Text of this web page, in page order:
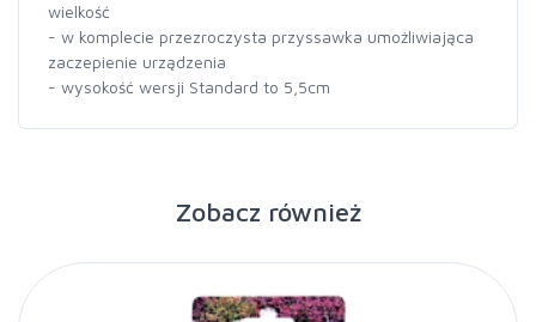
wielkość
- w komplecie przezroczysta przyssawka umożliwiająca
zaczepienie urządzenia
- wysokość wersji Standard to 5,5cm
Zobacz również